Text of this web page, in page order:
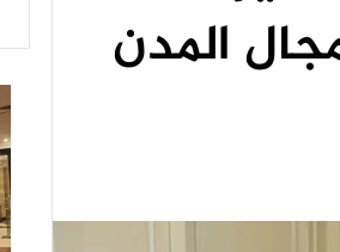
المدن